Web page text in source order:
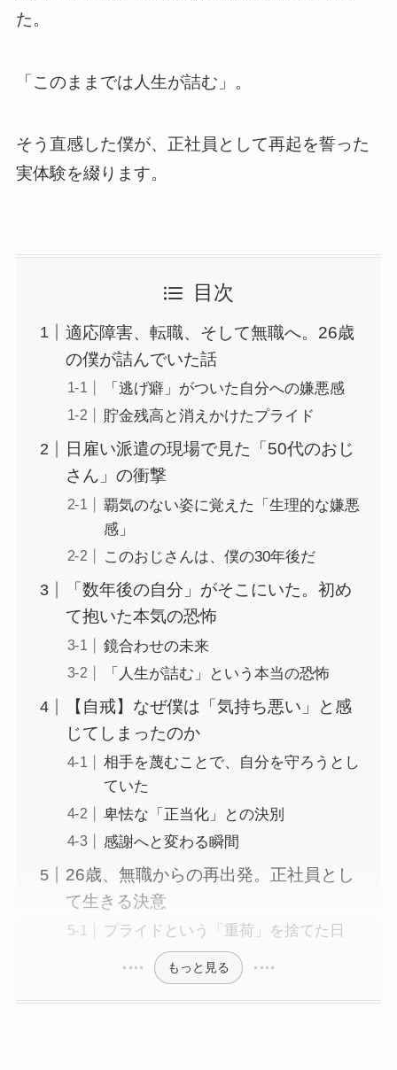
た。
「このままでは人生が詰む」。
そう直感した僕が、正社員として再起を誓った
実体験を綴ります。
目次
適応障害、転職、そして無職へ。26歳
の僕が詰んでいた話
「逃げ癖」がついた自分への嫌悪感
貯金残高と消えかけたプライド
日雇い派遣の現場で見た「50代のおじ
さん」の衝撃
覇気のない姿に覚えた「生理的な嫌悪
感」
このおじさんは、僕の30年後だ
「数年後の自分」がそこにいた。初め
て抱いた本気の恐怖
鏡合わせの未来
「人生が詰む」という本当の恐怖
【自戒】なぜ僕は「気持ち悪い」と感
じてしまったのか
相手を蔑むことで、自分を守ろうとし
ていた
卑怯な「正当化」との決別
感謝へと変わる瞬間
26歳、無職からの再出発。正社員とし
て生きる決意
プライドという「重荷」を捨てた日
もっと見る